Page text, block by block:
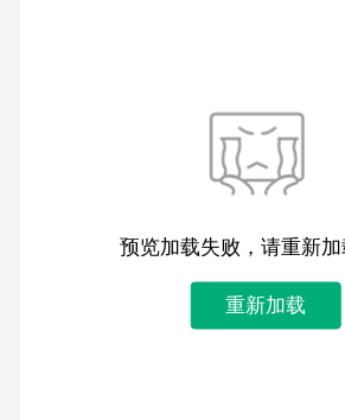
预览加载失败，请重新
重新加载